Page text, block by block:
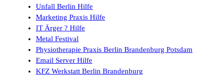
Unfall Berlin Hilfe
Marketing Praxis Hilfe
IT Ärger ? Hilfe
Metal Festival
Physiotherapie Praxis Berlin Brandenburg Potsdam
Email Server Hilfe
KFZ Werkstatt Berlin Brandenburg